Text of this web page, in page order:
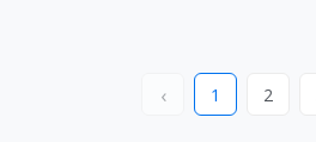
‹ 1 2